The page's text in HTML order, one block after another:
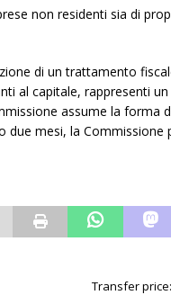
non residenti sia di
di un trattamento
al capitale, rappresenti
assume la forma
mesi, la Commissione
Transfer